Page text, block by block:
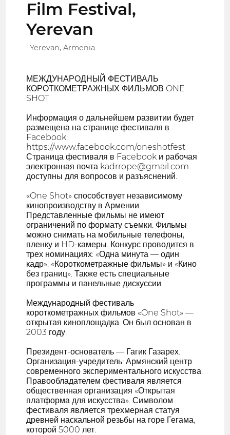
Film Festival,
Yerevan
Yerevan, Armenia
МЕЖДУНАРОДНЫЙ ФЕСТИВАЛЬ
КОРОТКОМЕТРАЖНЫХ ФИЛЬМОВ ONE
SHOT
Информация о дальнейшем развитии будет
размещена на странице фестиваля в
Facebook:
https://www.facebook.com/oneshotfest
Страница фестиваля в Facebook и рабочая
электронная почта kadrrope@gmail.com
доступны для вопросов и разъяснений.
«One Shot» способствует независимому
кинопроизводству в Армении.
Представленные фильмы не имеют
ограничений по формату съемки. Фильмы
можно снимать на мобильные телефоны,
пленку и HD-камеры. Конкурс проводится в
трех номинациях: «Одна минута — один
кадр», «Короткометражные фильмы» и «Кино
без границ». Также есть специальные
программы и панельные дискуссии.
Международный фестиваль
короткометражных фильмов «One Shot» —
открытая киноплощадка. Он был основан в
2003 году.
Президент-основатель — Гагик Газарех.
Организация-учредитель: Армянский центр
современного экспериментального искусства.
Правообладателем фестиваля является
общественная организация «Открытая
платформа для искусства». Символом
фестиваля является трехмерная статуя
древней наскальной резьбы на горе Гегама,
которой 5000 лет.